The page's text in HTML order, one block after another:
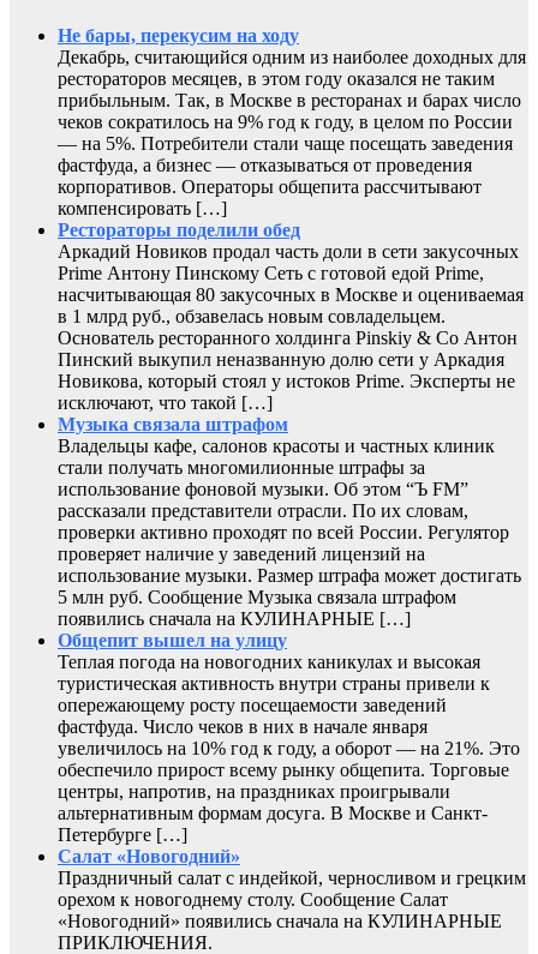
Не бары, перекусим на ходу
Декабрь, считающийся одним из наиболее доходных для
рестораторов месяцев, в этом году оказался не таким
прибыльным. Так, в Москве в ресторанах и барах число
чеков сократилось на 9% год к году, в целом по России
— на 5%. Потребители стали чаще посещать заведения
фастфуда, а бизнес — отказываться от проведения
корпоративов. Операторы общепита рассчитывают
компенсировать […]
Рестораторы поделили обед
Аркадий Новиков продал часть доли в сети закусочных
Prime Антону Пинскому Сеть с готовой едой Prime,
насчитывающая 80 закусочных в Москве и оцениваемая
в 1 млрд руб., обзавелась новым совладельцем.
Основатель ресторанного холдинга Pinskiy & Co Антон
Пинский выкупил неназванную долю сети у Аркадия
Новикова, который стоял у истоков Prime. Эксперты не
исключают, что такой […]
Музыка связала штрафом
Владельцы кафе, салонов красоты и частных клиник
стали получать многомилионные штрафы за
использование фоновой музыки. Об этом “Ъ FM”
рассказали представители отрасли. По их словам,
проверки активно проходят по всей России. Регулятор
проверяет наличие у заведений лицензий на
использование музыки. Размер штрафа может достигать
5 млн руб. Сообщение Музыка связала штрафом
появились сначала на КУЛИНАРНЫЕ […]
Общепит вышел на улицу
Теплая погода на новогодних каникулах и высокая
туристическая активность внутри страны привели к
опережающему росту посещаемости заведений
фастфуда. Число чеков в них в начале января
увеличилось на 10% год к году, а оборот — на 21%. Это
обеспечило прирост всему рынку общепита. Торговые
центры, напротив, на праздниках проигрывали
альтернативным формам досуга. В Москве и Санкт-
Петербурге […]
Салат «Новогодний»
Праздничный салат с индейкой, черносливом и грецким
орехом к новогоднему столу. Сообщение Салат
«Новогодний» появились сначала на КУЛИНАРНЫЕ
ПРИКЛЮЧЕНИЯ.